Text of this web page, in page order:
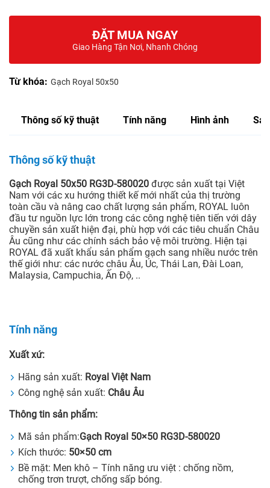
ĐẶT MUA NGAY
Giao Hàng Tận Nơi, Nhanh Chóng
Từ khóa: Gạch Royal 50x50
Thông số kỹ thuật Tính năng Hình ảnh
Thông số kỹ thuật
Gạch Royal 50x50 RG3D-580020 được sản xuất tại Việt
Nam với các xu hướng thiết kế mới nhất của thị trường
toàn cầu và nâng cao chất lượng sản phẩm, ROYAL luôn
đầu tư nguồn lực lớn trong các công nghệ tiên tiến với dây
chuyền sản xuất hiện đại, phù hợp với các tiêu chuẩn Châu
Âu cũng như các chính sách bảo vệ môi trường. Hiện tại
ROYAL đã xuất khẩu sản phẩm gạch sang nhiều nước trên
thế giới như: các nước châu Âu, Úc, Thái Lan, Đài Loan,
Malaysia, Campuchia, Ấn Độ, ..
Tính năng
Xuất xứ:
Hãng sản xuất: Royal Việt Nam
Công nghệ sản xuất: Châu Âu
Thông tin sản phẩm:
Mã sản phẩm:Gạch Royal 50×50 RG3D-580020
Kích thước: 50×50 cm
Bề mặt: Men khô – Tính năng ưu việt : chống nồm,
chống trơn trượt, chống sấp bóng.